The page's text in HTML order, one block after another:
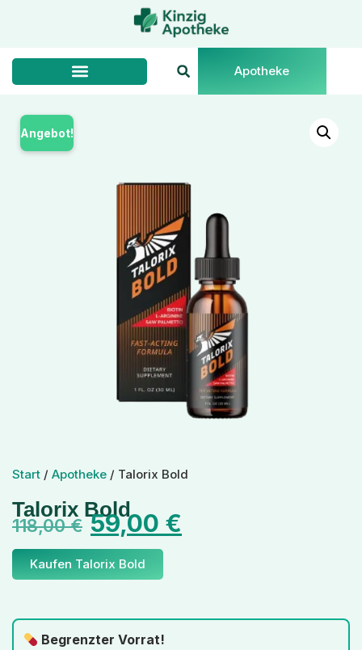
Apotheke
Angebot!
Start / Apotheke / Talorix Bold
Talorix Bold
118,00€ 59,00 €
Kaufen Talorix Bold
Begrenzter Vorrat!